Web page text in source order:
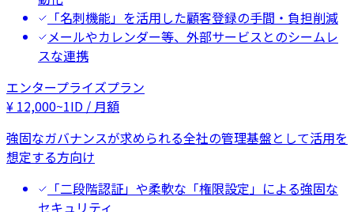
「名刺機能」を活用した顧客登録の手間・負担削減
メールやカレンダー等、外部サービスとのシームレ
スな連携
エンタープライズプラン
¥ 12,000~1ID / 月額
強固なガバナンスが求められる全社の管理基盤として活用を
想定する方向け
「二段階認証」や柔軟な「権限設定」による強固な
セキュリティ